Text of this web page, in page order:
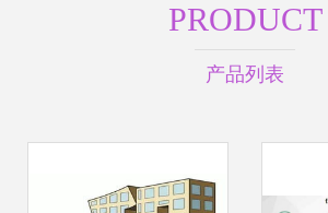
PRODUCT
产品列表